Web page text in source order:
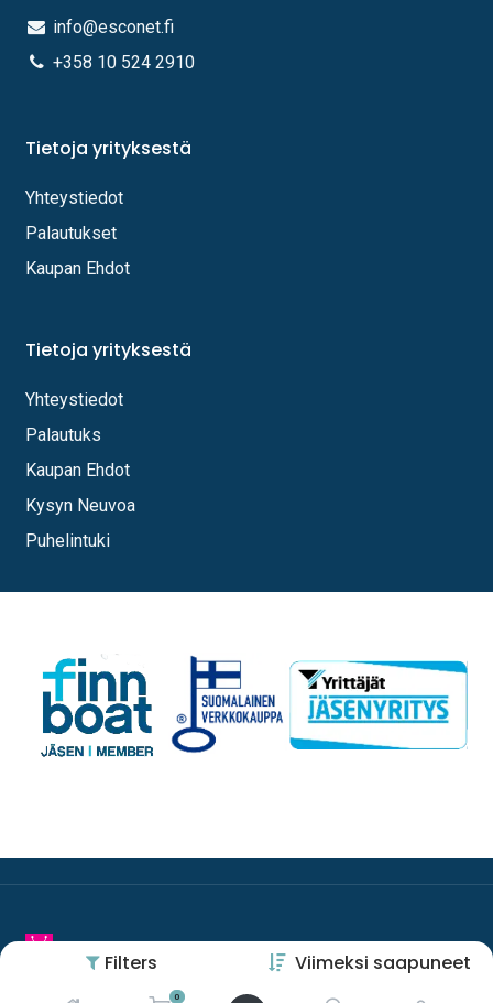
Filters Viimeksi saapuneet
0
info@esconet.fi
+358 10 524 2910
Tietoja yrityksestä
Yhteystiedot
Palautukset
Kaupan Ehdot
Tietoja yrityksestä
Yhteystiedot
Palautuks
Kaupan Ehdot
Kysyn Neuvoa
Puhelintuki